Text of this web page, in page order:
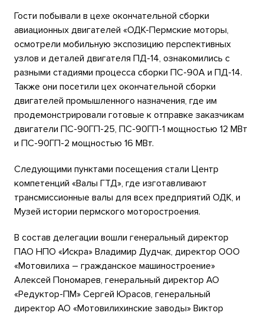
Гости побывали в цехе окончательной сборки
авиационных двигателей «ОДК-Пермские моторы,
осмотрели мобильную экспозицию перспективных
узлов и деталей двигателя ПД-14, ознакомились с
разными стадиями процесса сборки ПС-90А и ПД-14.
Также они посетили цех окончательной сборки
двигателей промышленного назначения, где им
продемонстрировали готовые к отправке заказчикам
двигатели ПС-90ГП-25, ПС-90ГП-1 мощностью 12 МВт
и ПС-90ГП-2 мощностью 16 МВт.
Следующими пунктами посещения стали Центр
компетенций «Валы ГТД», где изготавливают
трансмиссионные валы для всех предприятий ОДК, и
Музей истории пермского моторостроения.
В состав делегации вошли генеральный директор
ПАО НПО «Искра» Владимир Дудчак, директор ООО
«Мотовилиха – гражданское машиностроение»
Алексей Пономарев, генеральный директор АО
«Редуктор-ПМ» Сергей Юрасов, генеральный
директор АО «Мотовилихинские заводы» Виктор